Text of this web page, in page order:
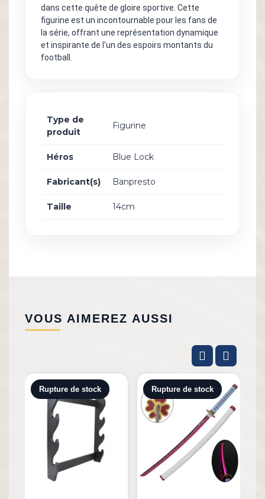
dans cette quête de gloire sportive. Cette
figurine est un incontournable pour les fans de
la série, offrant une représentation dynamique
et inspirante de l'un des espoirs montants du
football.
Type de
produit
Figurine
Héros Blue Lock
Fabricant(s) Banpresto
Taille 14cm
VOUS AIMEREZ AUSSI
Rupture de stock Rupture de stock